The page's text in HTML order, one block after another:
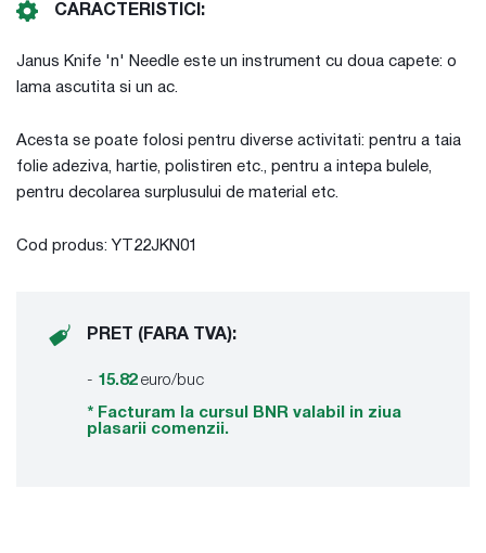
CARACTERISTICI:
Janus Knife 'n' Needle este un instrument cu doua capete: o
lama ascutita si un ac.
Acesta se poate folosi pentru diverse activitati: pentru a taia
folie adeziva, hartie, polistiren etc., pentru a intepa bulele,
pentru decolarea surplusului de material etc.
Cod produs: YT22JKN01
PRET (FARA TVA):
- 15.82euro/buc
* Facturam la cursul BNR valabil in ziua
plasarii comenzii.